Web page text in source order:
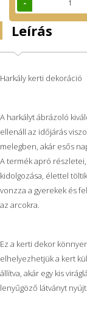
-
Leírás
Harkály kerti dekoráció
A harkályt ábrázoló
ellenáll az időjárás
melegben, akár esős
A termék apró
kidolgozása, élettel
vonzza a gyerekek és
az arcokra.
Ez a kerti dekor
elhelyezhetjük a kert
állítva, akár egy kis
lenyűgöző látványt nyújt.